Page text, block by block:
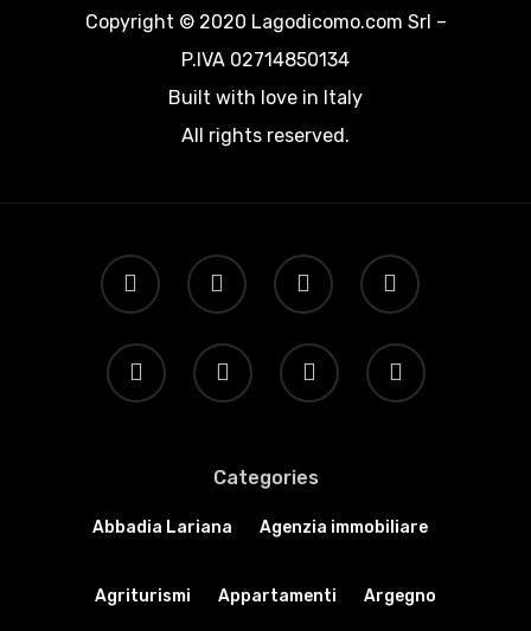
Copyright © 2020 Lagodicomo.com Srl –
P.IVA 02714850134
Built with love in Italy
All rights reserved.
Categories
Abbadia Lariana Agenzia immobiliare
Agriturismi Appartamenti Argegno
Cosa Fare
Noleggio Barche
Escursioni
Dove
Dove
Contattaci